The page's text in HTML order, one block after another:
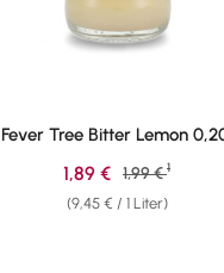
Fever Tree Bitter Lemon
(9,45 € / 1 Liter)
Verkaufspreis:
1,89 € Regulärer Preis:
1,99 € 1